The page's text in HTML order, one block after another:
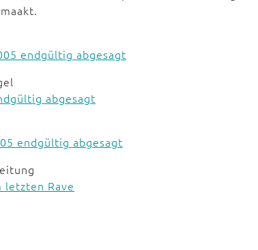
endgültig abgesagt
abgesagt
endgültig abgesagt
letzten Rave